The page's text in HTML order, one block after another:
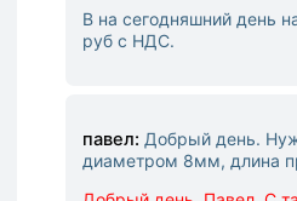
В на сегодняшний день
руб с НДС.
павел: Добрый день.
диаметром 8мм, длина